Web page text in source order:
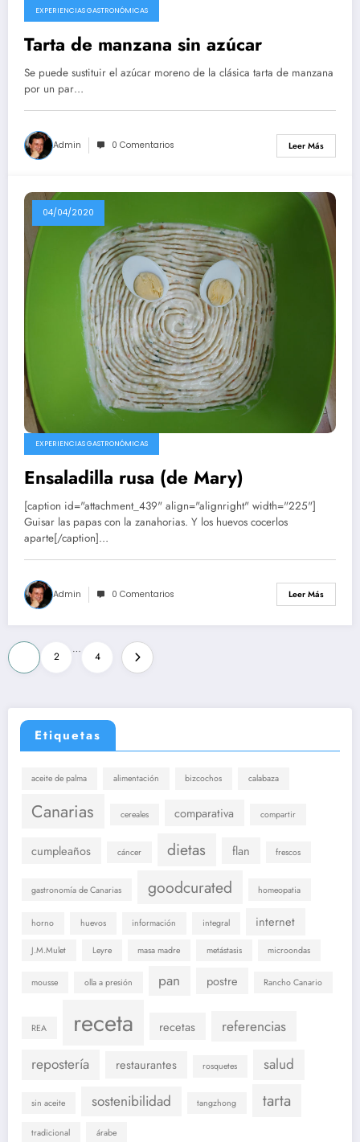
EXPERIENCIAS GASTRONÓMICAS
Tarta de manzana sin azúcar
Se puede sustituir el azúcar moreno de la clásica tarta de manzana
por un par…
Admin 0 Comentarios Leer Más
04/04/2020
EXPERIENCIAS GASTRONÓMICAS
Ensaladilla rusa (de Mary)
[caption id="attachment_439" align="alignright" width="225"]
Guisar las papas con la zanahorias. Y los huevos cocerlos
aparte[/caption]…
Admin 0 Comentarios Leer Más
Paginación
de
entradas
2
…
4
Etiquetas
aceite de palma alimentación bizcochos calabaza
Canarias cereales comparativa compartir
cumpleaños cáncer dietas flan frescos
gastronomía de Canarias goodcurated homeopatia
horno huevos información integral internet
J.M.Mulet Leyre masa madre metástasis microondas
mousse olla a presión pan postre Rancho Canario
REA receta recetas
referencias
repostería
restaurantes rosquetes salud
sin aceite sostenibilidad tangzhong tarta
tradicional árabe